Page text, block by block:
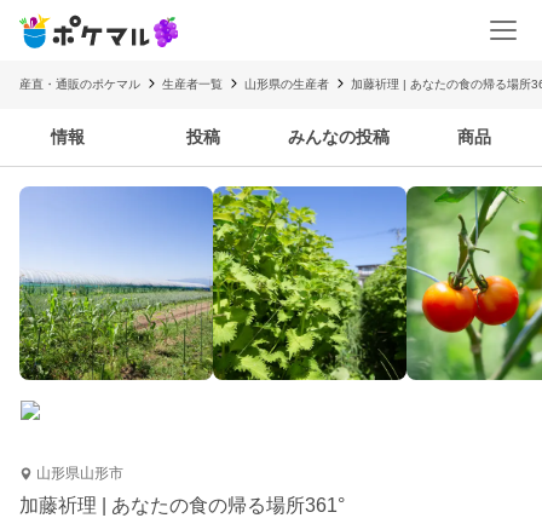
産直・通販のポケマル 生産者一覧 山形県の生産者 加藤祈理 | あなたの食の帰る場所
情報 投稿 みんなの投稿 商品
山形県山形市
加藤祈理 | あなたの食の帰る場所361°